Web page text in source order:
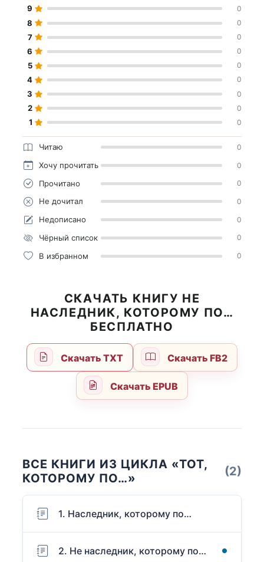
9 0
8 0
7 0
6 0
5 0
4 0
3 0
2 0
1 0
Читаю 0
Хочу прочитать 0
Прочитано 0
Не дочитал 0
Недописано 0
Чёрный список 0
В избранном 0
СКАЧАТЬ КНИГУ НЕ
НАСЛЕДНИК, КОТОРОМУ ПО…
БЕСПЛАТНО
Скачать TXT Скачать FB2
Скачать EPUB
ВСЕ КНИГИ ИЗ ЦИКЛА «ТОТ,
КОТОРОМУ ПО…»
(2)
1. Наследник, которому по…
2. Не наследник, которому по…